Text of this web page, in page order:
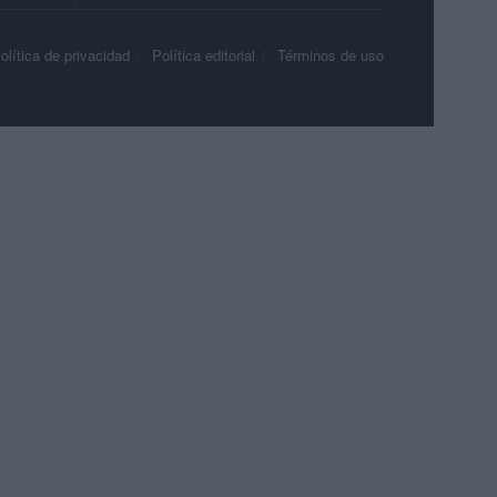
de privacidad Política editorial Términos de uso